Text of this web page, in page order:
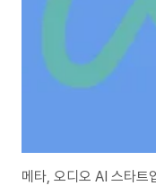
메타, 오디오 AI 스타트